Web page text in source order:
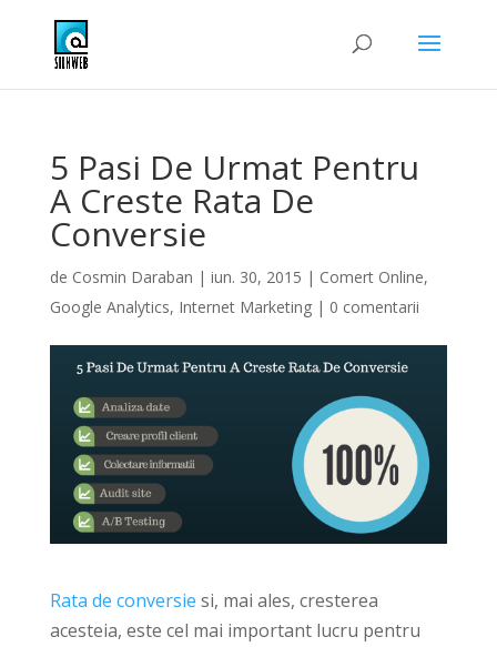
5 Pasi De Urmat Pentru
A Creste Rata De
Conversie
de Cosmin Daraban | iun. 30, 2015 | Comert Online,
Google Analytics, Internet Marketing| 0 comentarii
Rata de conversie si, mai ales, cresterea
acesteia, este cel mai important lucru pentru